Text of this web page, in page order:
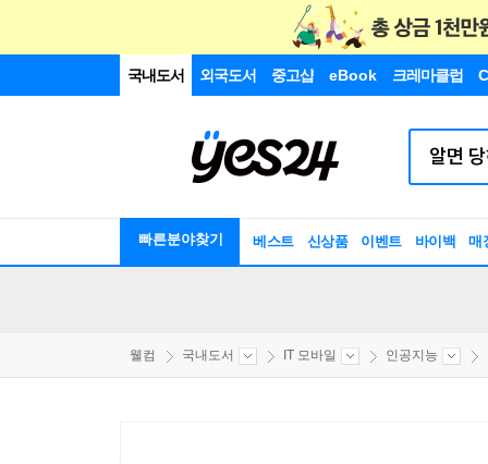
국내도서 외국도서 중고샵 eBook 크레마클럽
빠른분야찾기 베스트 신상품 이벤트 바이백 매
웰컴 국내도서 IT 모바일 인공지능